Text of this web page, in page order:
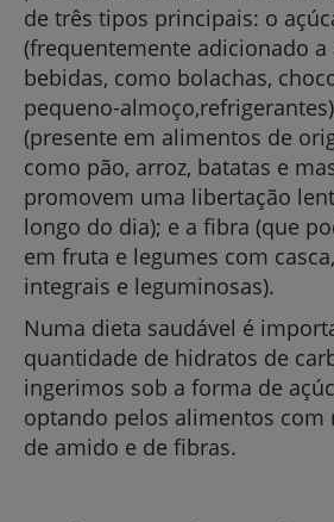
de três tipos principais: o
(frequentemente adicionado
bebidas, como bolachas,
pequeno-
(presente em alimentos de
como pão, arroz, batatas e
promovem uma libertação
longo do dia); e a fibra (que
em fruta e legumes com
integrais e leguminosas).
Numa dieta saudável é
quantidade de hidratos de
ingerimos sob a forma de
optando pelos alimentos com
de amido e de fibras.